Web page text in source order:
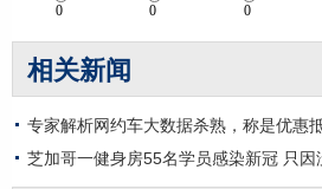
相关新闻
专家解析网约车大数据杀熟，称是优惠
芝加哥一健身房55名学员感染新冠 只因